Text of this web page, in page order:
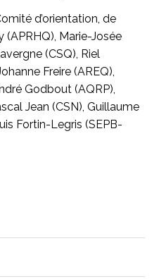
d’orientation, de
Marie-Josée
(CSQ), Riel
Freire (AREQ),
Godbout (AQRP),
Jean (CSN), Guillaume
Fortin-Legris (SEPB-